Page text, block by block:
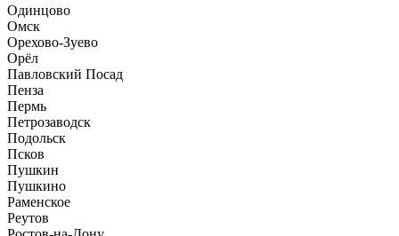
Одинцово
Омск
Орехово-Зуево
Орёл
Павловский Посад
Пенза
Пермь
Петрозаводск
Подольск
Псков
Пушкин
Пушкино
Раменское
Реутов